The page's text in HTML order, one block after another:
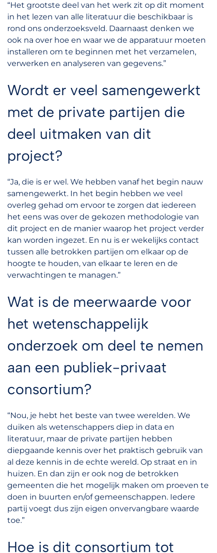
“Het grootste deel van het werk zit op dit moment
in het lezen van alle literatuur die beschikbaar is
rond ons onderzoeksveld. Daarnaast denken we
ook na over hoe en waar we de apparatuur moeten
installeren om te beginnen met het verzamelen,
verwerken en analyseren van gegevens.”
Wordt er veel samengewerkt
met de private partijen die
deel uitmaken van dit
project?
“Ja, die is er wel. We hebben vanaf het begin nauw
samengewerkt. In het begin hebben we veel
overleg gehad om ervoor te zorgen dat iedereen
het eens was over de gekozen methodologie van
dit project en de manier waarop het project verder
kan worden ingezet. En nu is er wekelijks contact
tussen alle betrokken partijen om elkaar op de
hoogte te houden, van elkaar te leren en de
verwachtingen te managen.”
Wat is de meerwaarde voor
het wetenschappelijk
onderzoek om deel te nemen
aan een publiek-privaat
consortium?
“Nou, je hebt het beste van twee werelden. We
duiken als wetenschappers diep in data en
literatuur, maar de private partijen hebben
diepgaande kennis over het praktisch gebruik van
al deze kennis in de echte wereld. Op straat en in
huizen. En dan zijn er ook nog de betrokken
gemeenten die het mogelijk maken om proeven te
doen in buurten en/of gemeenschappen. Iedere
partij voegt dus zijn eigen onvervangbare waarde
toe.”
Hoe is dit consortium tot